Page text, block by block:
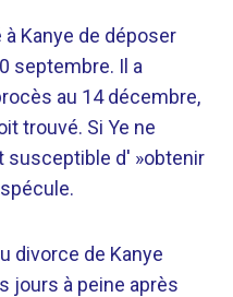
Kanye de déposer
septembre. Il a
au 14 décembre,
trouvé. Si Ye ne
susceptible d' »obtenir
divorce de Kanye
jours à peine après